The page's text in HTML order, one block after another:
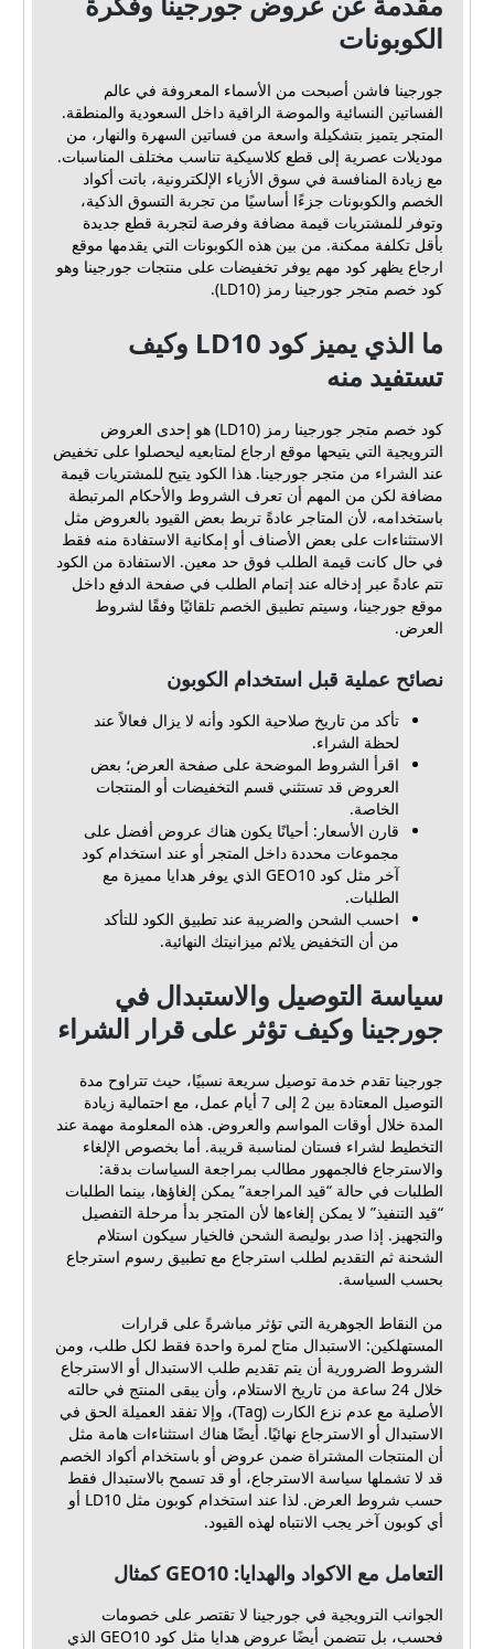
الكوبونات
جورجينا فاشن أصبحت من الأسماء المعروفة في عالم
الفساتين النسائية والموضة الراقية داخل السعودية والمنطقة.
المتجر يتميز بتشكيلة واسعة من فساتين السهرة والنهار، من
موديلات عصرية إلى قطع كلاسيكية تناسب مختلف المناسبات.
مع زيادة المنافسة في سوق الأزياء الإلكترونية، باتت أكواد
الخصم والكوبونات جزءًا أساسيًا من تجربة التسوق الذكية،
وتوفر للمشتريات قيمة مضافة وفرصة لتجربة قطع جديدة
بأقل تكلفة ممكنة. من بين هذه الكوبونات التي يقدمها موقع
ارجاع يظهر كود مهم يوفر تخفيضات على منتجات جورجينا وهو
كود خصم متجر جورجينا رمز (LD10).
ما الذي يميز كود LD10 وكيف
تستفيد منه
كود خصم متجر جورجينا رمز (LD10) هو إحدى العروض
الترويجية التي يتيحها موقع ارجاع لمتابعيه ليحصلوا على تخفيض
عند الشراء من متجر جورجينا. هذا الكود يتيح للمشتريات قيمة
مضافة لكن من المهم أن تعرف الشروط والأحكام المرتبطة
باستخدامه، لأن المتاجر عادةً تربط بعض القيود بالعروض مثل
الاستثناءات على بعض الأصناف أو إمكانية الاستفادة منه فقط
في حال كانت قيمة الطلب فوق حد معين. الاستفادة من الكود
تتم عادةً عبر إدخاله عند إتمام الطلب في صفحة الدفع داخل
موقع جورجينا، وسيتم تطبيق الخصم تلقائيًا وفقًا لشروط
العرض.
نصائح عملية قبل استخدام الكوبون
تأكد من تاريخ صلاحية الكود وأنه لا يزال فعالاً عند
لحظة الشراء.
اقرأ الشروط الموضحة على صفحة العرض؛ بعض
العروض قد تستثني قسم التخفيضات أو المنتجات
الخاصة.
قارن الأسعار: أحيانًا يكون هناك عروض أفضل على
مجموعات محددة داخل المتجر أو عند استخدام كود
آخر مثل كود GEO10 الذي يوفر هدايا مميزة مع
الطلبات.
احسب الشحن والضريبة عند تطبيق الكود للتأكد
من أن التخفيض يلائم ميزانيتك النهائية.
سياسة التوصيل والاستبدال في
جورجينا وكيف تؤثر على قرار الشراء
جورجينا تقدم خدمة توصيل سريعة نسبيًا، حيث تتراوح مدة
التوصيل المعتادة بين 2 إلى 7 أيام عمل، مع احتمالية زيادة
المدة خلال أوقات المواسم والعروض. هذه المعلومة مهمة عند
التخطيط لشراء فستان لمناسبة قريبة. أما بخصوص الإلغاء
والاسترجاع فالجمهور مطالب بمراجعة السياسات بدقة:
الطلبات في حالة “قيد المراجعة” يمكن إلغاؤها، بينما الطلبات
“قيد التنفيذ” لا يمكن إلغاءها لأن المتجر بدأ مرحلة التفصيل
والتجهيز. إذا صدر بوليصة الشحن فالخيار سيكون استلام
الشحنة ثم التقديم لطلب استرجاع مع تطبيق رسوم استرجاع
بحسب السياسة.
من النقاط الجوهرية التي تؤثر مباشرةً على قرارات
المستهلكين: الاستبدال متاح لمرة واحدة فقط لكل طلب، ومن
الشروط الضرورية أن يتم تقديم طلب الاستبدال أو الاسترجاع
خلال 24 ساعة من تاريخ الاستلام، وأن يبقى المنتج في حالته
الأصلية مع عدم نزع الكارت (Tag)، وإلا تفقد العميلة الحق في
الاستبدال أو الاسترجاع نهائيًا. أيضًا هناك استثناءات هامة مثل
أن المنتجات المشتراة ضمن عروض أو باستخدام أكواد الخصم
قد لا تشملها سياسة الاسترجاع، أو قد تسمح بالاستبدال فقط
حسب شروط العرض. لذا عند استخدام كوبون مثل LD10 أو
أي كوبون آخر يجب الانتباه لهذه القيود.
التعامل مع الاكواد والهدايا: GEO10 كمثال
الجوانب الترويجية في جورجينا لا تقتصر على خصومات
فحسب، بل تتضمن أيضًا عروض هدايا مثل كود GEO10 الذي